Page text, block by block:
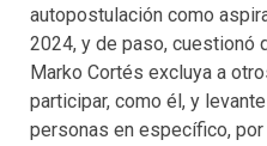
autopostulación como
2024, y de paso, cuestionó
Marko Cortés excluya a
participar, como él, y
personas en específico, por